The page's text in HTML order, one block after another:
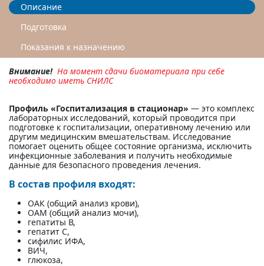
Описание
Подготовка
Показания к назначению
Внимание! На момент сдачи биоматериала при себе
необходимо иметь СНИЛС
Профиль «Госпитализация в стационар» — это комплекс
лабораторных исследований, который проводится при
подготовке к госпитализации, оперативному лечению или
другим медицинским вмешательствам. Исследование
помогает оценить общее состояние организма, исключить
инфекционные заболевания и получить необходимые
данные для безопасного проведения лечения.
В состав профиля входят:
ОАК (общий анализ крови),
ОАМ (общий анализ мочи),
гепатиты В,
гепатит С,
сифилис ИФА,
ВИЧ,
глюкоза,